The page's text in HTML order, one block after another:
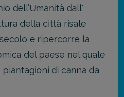
dell’Umanità dall'
della città risale
e ripercorre la
del paese nel quale
di canna da